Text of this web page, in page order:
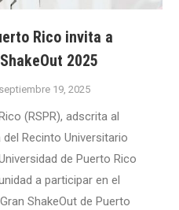
Rico invita a
2025
septiembre 19, 2025
(RSPR), adscrita al
Recinto Universitario
de Puerto Rico
a participar en el
ShakeOut de Puerto